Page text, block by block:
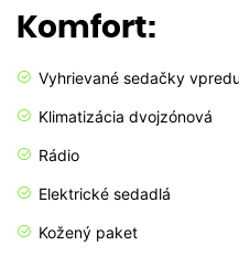
Komfort:
Vyhrievané sedačky vpredu
Klimatizácia dvojzónová
Rádio
Elektrické sedadlá
Kožený paket